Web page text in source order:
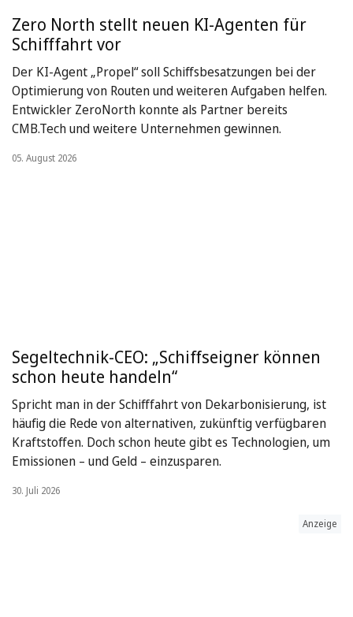
Zero North stellt neuen KI-Agenten für
Schifffahrt vor
Der KI-Agent „Propel“ soll Schiffsbesatzungen bei der
Optimierung von Routen und weiteren Aufgaben helfen.
Entwickler ZeroNorth konnte als Partner bereits
CMB.Tech und weitere Unternehmen gewinnen.
05. August 2026
Segeltechnik-CEO: „Schiffseigner können
schon heute handeln“
Spricht man in der Schifffahrt von Dekarbonisierung, ist
häufig die Rede von alternativen, zukünftig verfügbaren
Kraftstoffen. Doch schon heute gibt es Technologien, um
Emissionen – und Geld – einzusparen.
30. Juli 2026
Anzeige